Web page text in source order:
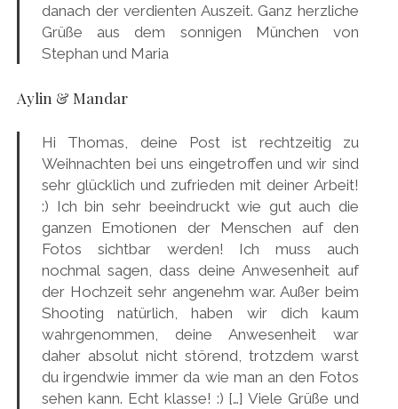
danach der verdienten Auszeit. Ganz herzliche
Grüße aus dem sonnigen München von
Stephan und Maria
Aylin & Mandar
Hi Thomas, deine Post ist rechtzeitig zu
Weihnachten bei uns eingetroffen und wir sind
sehr glücklich und zufrieden mit deiner Arbeit!
:) Ich bin sehr beeindruckt wie gut auch die
ganzen Emotionen der Menschen auf den
Fotos sichtbar werden! Ich muss auch
nochmal sagen, dass deine Anwesenheit auf
der Hochzeit sehr angenehm war. Außer beim
Shooting natürlich, haben wir dich kaum
wahrgenommen, deine Anwesenheit war
daher absolut nicht störend, trotzdem warst
du irgendwie immer da wie man an den Fotos
sehen kann. Echt klasse! :) […] Viele Grüße und